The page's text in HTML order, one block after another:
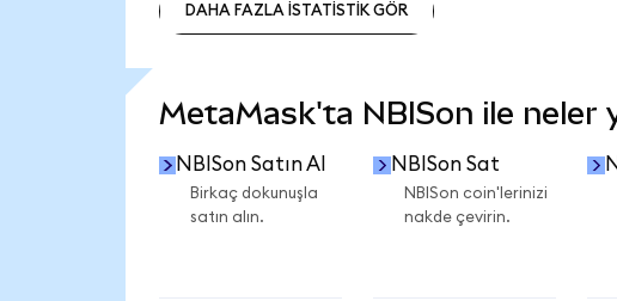
DAHA FAZLA İSTATİSTİK GÖR
MetaMask'ta NBISon ile neler
NBISon Satın Al
Birkaç dokunuşla
satın alın.
NBISon Sat
NBISon coin'lerinizi
nakde çevirin.